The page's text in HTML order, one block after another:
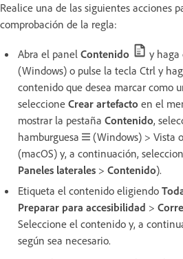
Realice una de las siguientes acciones
comprobación de la regla:
Abra el panel Contenido
y haga
(Windows) o pulse la tecla Ctrl y
contenido que desea marcar como
seleccione Crear artefacto en el
mostrar la pestaña Contenido,
hamburguesa
(Windows) > Vista
(macOS) y, a continuación,
Paneles laterales > Contenido).
Etiqueta el contenido eligiendo
Preparar para accesibilidad >
Seleccione el contenido y, a
según sea necesario.